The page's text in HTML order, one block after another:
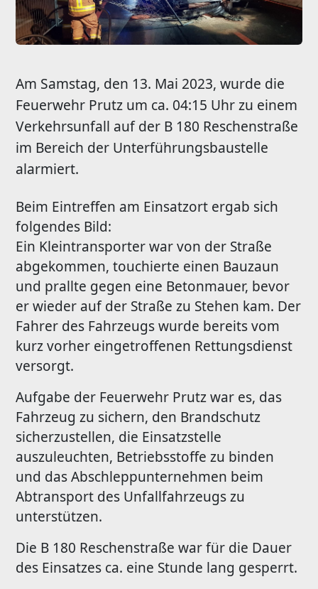
Am Samstag, den 13. Mai 2023, wurde die
Feuerwehr Prutz um ca. 04:15 Uhr zu einem
Verkehrsunfall auf der B 180 Reschenstraße
im Bereich der Unterführungsbaustelle
alarmiert.
Beim Eintreffen am Einsatzort ergab sich
folgendes Bild:
Ein Kleintransporter war von der Straße
abgekommen, touchierte einen Bauzaun
und prallte gegen eine Betonmauer, bevor
er wieder auf der Straße zu Stehen kam. Der
Fahrer des Fahrzeugs wurde bereits vom
kurz vorher eingetroffenen Rettungsdienst
versorgt.
Aufgabe der Feuerwehr Prutz war es, das
Fahrzeug zu sichern, den Brandschutz
sicherzustellen, die Einsatzstelle
auszuleuchten, Betriebsstoffe zu binden
und das Abschleppunternehmen beim
Abtransport des Unfallfahrzeugs zu
unterstützen.
Die B 180 Reschenstraße war für die Dauer
des Einsatzes ca. eine Stunde lang gesperrt.